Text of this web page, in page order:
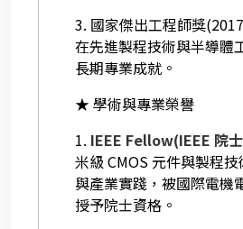
3. 國家傑出工程師獎
在先進製程技術與半導體
長期專業成就。
★ 學術與專業榮譽
1. IEEE Fellow(IEEE 院
米級 CMOS 元件與製程
與產業實踐，被國際電機
授予院士資格。